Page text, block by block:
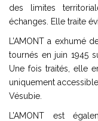
des limites
échanges. Elle traite
L’AMONT a exhumé
tournés en juin 1945
Une fois traités, elle
uniquement
Vésubie.
L’AMONT est